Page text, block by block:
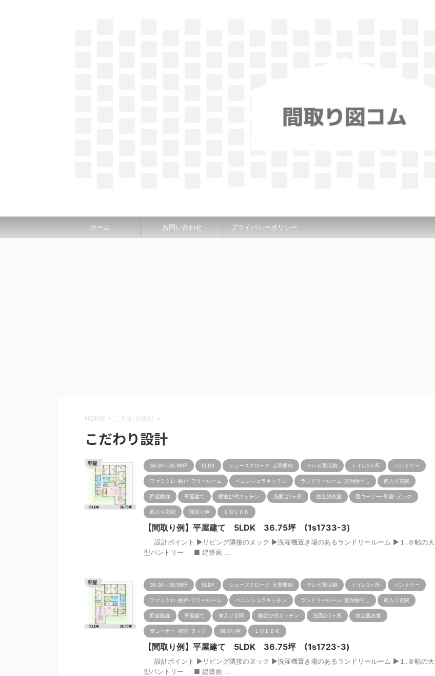
ホーム お問い合わせ プライバシーポリシー
HOME > こだわり設計 >
こだわり設計
36.00～36.99坪 5LDK シューズクローク･土間収納 テレビ裏収納 トイレ2ヶ所 パントリー
ファミクロ･納戸･フリールーム ペニンシュラキッチン ランドリールーム･室内物干し 南入り玄関
回遊動線 平屋建て 横並び式キッチン 洗面台2ヶ所 独立脱衣室 畳コーナー･和室･ヌック
西入り玄関 間取り例 Ｌ型ＬＤＫ
【間取り例】平屋建て 5LDK 36.75坪 (1s1733-3)
設計ポイント ▶リビング隣接のヌック ▶洗濯機置き場のあるランドリールーム ▶１.８帖の大
型パントリー ■ 建築面 ...
36.00～36.99坪 5LDK シューズクローク･土間収納 テレビ裏収納 トイレ2ヶ所 パントリー
ファミクロ･納戸･フリールーム ペニンシュラキッチン ランドリールーム･室内物干し 南入り玄関
回遊動線 平屋建て 東入り玄関 横並び式キッチン 洗面台2ヶ所 独立脱衣室
畳コーナー･和室･ヌック 間取り例 Ｌ型ＬＤＫ
【間取り例】平屋建て 5LDK 36.75坪 (1s1723-3)
設計ポイント ▶リビング隣接のヌック ▶洗濯機置き場のあるランドリールーム ▶１.８帖の大
型パントリー ■ 建築面 ...